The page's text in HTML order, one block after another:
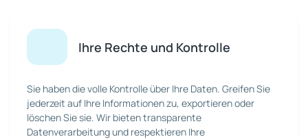
Ihre Rechte und Kontrolle
Sie haben die volle Kontrolle über Ihre Daten. Greifen Sie
jederzeit auf Ihre Informationen zu, exportieren oder
löschen Sie sie. Wir bieten transparente
Datenverarbeitung und respektieren Ihre